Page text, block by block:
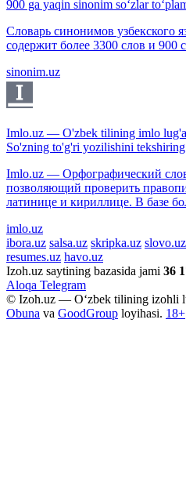
900 ga yaqin sinonim so‘zlar
Словарь синонимов узбекского
содержит более 3300 слов и 900
sinonim.uz
Imlo.uz — O'zbek tilining imlo
So'zning to'g'ri yozilishini
Imlo.uz — Орфографический
позволяющий проверить
латинице и кириллице. В базе
imlo.uz
ibora.uz salsa.uz skripka.uz slovo.uz
resumes.uz havo.uz
Izoh.uz saytining bazasida jami 36
Aloqa Telegram
© Izoh.uz — O‘zbek tilining izohli
Obuna va GoodGroup loyihasi. 18+